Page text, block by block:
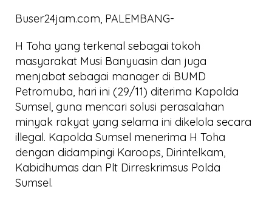
Buser24jam.com, PALEMBANG-
H Toha yang terkenal sebagai tokoh
masyarakat Musi Banyuasin dan juga
menjabat sebagai manager di BUMD
Petromuba, hari ini (29/11) diterima Kapolda
Sumsel, guna mencari solusi perasalahan
minyak rakyat yang selama ini dikelola secara
illegal. Kapolda Sumsel menerima H Toha
dengan didampingi Karoops, Dirintelkam,
Kabidhumas dan Plt Dirreskrimsus Polda
Sumsel.